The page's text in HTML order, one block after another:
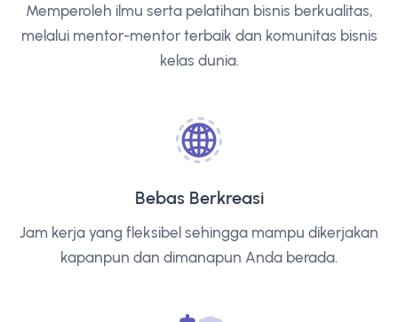
Memperoleh ilmu serta pelatihan bisnis berkualitas,
melalui mentor-mentor terbaik dan komunitas bisnis
kelas dunia.
Bebas Berkreasi
Jam kerja yang fleksibel sehingga mampu dikerjakan
kapanpun dan dimanapun Anda berada.